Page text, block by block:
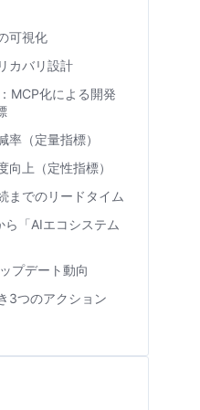
可視化
カバリ設計
MCP化による開発
率（定量指標）
向上（定性指標）
までのリードタイム
ら「AIエコシステム
プデート動向
3つのアクション